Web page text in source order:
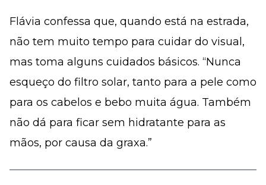
Flávia confessa que, quando está na estrada,
não tem muito tempo para cuidar do visual,
mas toma alguns cuidados básicos. “Nunca
esqueço do filtro solar, tanto para a pele como
para os cabelos e bebo muita água. Também
não dá para ficar sem hidratante para as
mãos, por causa da graxa.”